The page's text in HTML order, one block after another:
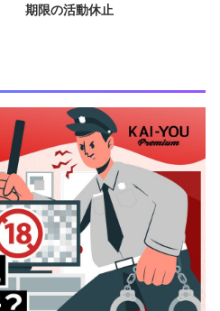
期限の活動休止